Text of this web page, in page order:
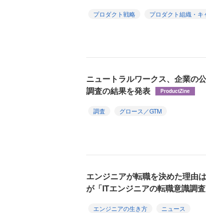
プロダクト戦略
プロダクト組織・キ
ニュートラルワークス、企業の
調査の結果を発表
ProductZine
調査
グロース／GTM
エンジニアが転職を決めた理由
が「ITエンジニアの転職意識調
エンジニアの生き方
ニュース